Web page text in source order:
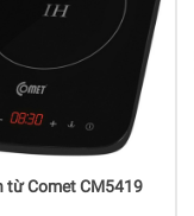
từ Comet CM5419